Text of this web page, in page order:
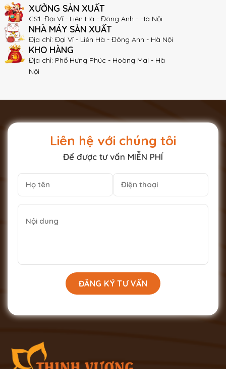
XƯỞNG SẢN XUẤT
CS1: Đại Vĩ - Liên Hà - Đông Anh - Hà Nội
NHÀ MÁY SẢN XUẤT
Địa chỉ: Đại Vĩ - Liên Hà - Đông Anh - Hà Nội
KHO HÀNG
Địa chỉ: Phố Hưng Phúc - Hoàng Mai - Hà
Nội
Liên hệ với chúng tôi
Để được tư vấn MIỄN PHÍ